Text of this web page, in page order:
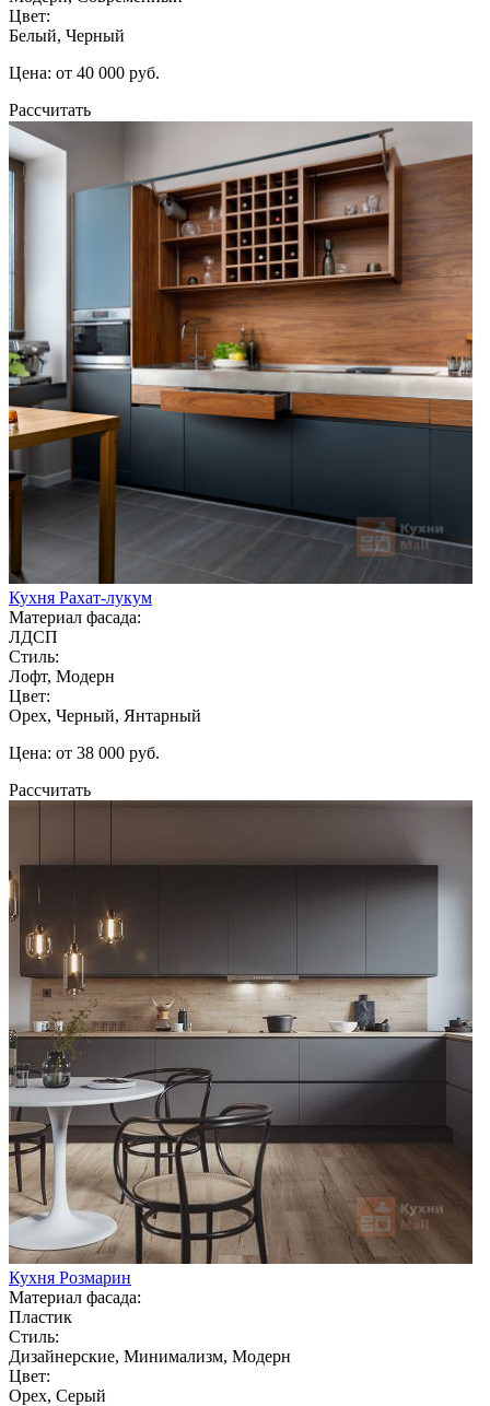
Цвет:
Белый, Черный
Цена: от 40 000 руб.
Рассчитать
Кухня Рахат-лукум
Материал фасада:
ЛДСП
Стиль:
Лофт, Модерн
Цвет:
Орех, Черный, Янтарный
Цена: от 38 000 руб.
Рассчитать
Кухня Розмарин
Материал фасада:
Пластик
Стиль:
Дизайнерские, Минимализм, Модерн
Цвет:
Орех, Серый